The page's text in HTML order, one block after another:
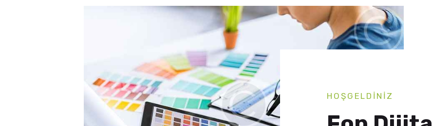
HOŞGELDİNİZ